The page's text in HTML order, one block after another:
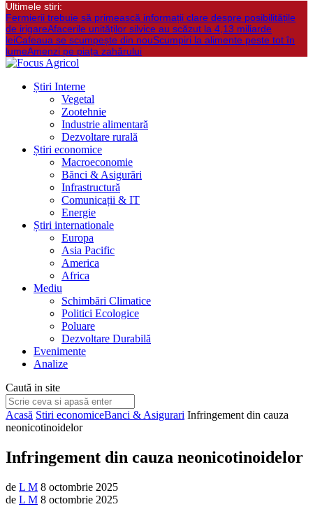
Ultimele stiri:
Fermierii trebuie să primească informații clare despre posibilitățile
de irigareAfacerile unităților silvice au scăzut la 4,13 miliarde
leiCafeaua se scumpește din nouScumpiri la alimente peste tot în
lumeAmenzi pe piața zahărului
Știri Interne
Vegetal
Zootehnie
Industrie alimentară
Dezvoltare rurală
Știri economice
Macroeconomie
Bănci & Asigurări
Infrastructură
Comunicații & IT
Energie
Știri internationale
Europa
Asia Pacific
America
Africa
Mediu
Schimbări Climatice
Politici Ecologice
Poluare
Dezvoltare Durabilă
Evenimente
Analize
Caută in site
Acasă Stiri economiceBanci & Asigurari Infringement din cauza
neonicotinoidelor
Infringement din cauza neonicotinoidelor
de L M 8 octombrie 2025
de L M 8 octombrie 2025